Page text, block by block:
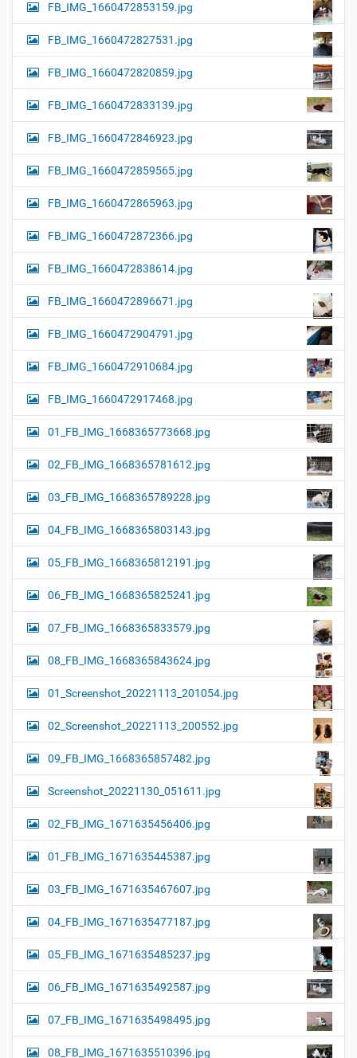
FB_IMG_1660472853159.jpg
FB_IMG_1660472827531.jpg
FB_IMG_1660472820859.jpg
FB_IMG_1660472833139.jpg
FB_IMG_1660472846923.jpg
FB_IMG_1660472859565.jpg
FB_IMG_1660472865963.jpg
FB_IMG_1660472872366.jpg
FB_IMG_1660472838614.jpg
FB_IMG_1660472896671.jpg
FB_IMG_1660472904791.jpg
FB_IMG_1660472910684.jpg
FB_IMG_1660472917468.jpg
01_FB_IMG_1668365773668.jpg
02_FB_IMG_1668365781612.jpg
03_FB_IMG_1668365789228.jpg
04_FB_IMG_1668365803143.jpg
05_FB_IMG_1668365812191.jpg
06_FB_IMG_1668365825241.jpg
07_FB_IMG_1668365833579.jpg
08_FB_IMG_1668365843624.jpg
01_Screenshot_20221113_201054.jpg
02_Screenshot_20221113_200552.jpg
09_FB_IMG_1668365857482.jpg
Screenshot_20221130_051611.jpg
02_FB_IMG_1671635456406.jpg
01_FB_IMG_1671635445387.jpg
03_FB_IMG_1671635467607.jpg
04_FB_IMG_1671635477187.jpg
05_FB_IMG_1671635485237.jpg
06_FB_IMG_1671635492587.jpg
07_FB_IMG_1671635498495.jpg
08_FB_IMG_1671635510396.jpg